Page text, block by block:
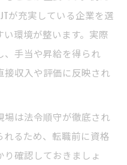
が充実している企業を選
環境が整います。実際
、手当や昇給を得られ
収入や評価に反映され
は法令順守が徹底され
るため、転職前に資格
確認しておきましょ